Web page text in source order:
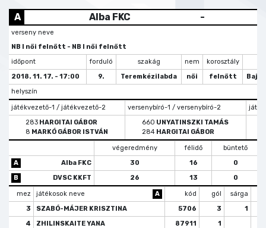
A Alba FKC -
verseny neve
NB I női felnőtt - NB I női felnőtt
időpont
forduló szakág nem korosztály
2018. 11. 17. - 17:00
9. Teremkézilabda női felnőtt
helyszín
játékvezető-1 / játékvezető-2 versenybíró-1 / versenybíró-2
283 HARGITAI GÁBOR
8 MARKÓ GÁBOR ISTVÁN
660 UNYATINSZKI TAMÁS
284 HARGITAI GÁBOR
végeredmény félidő
büntető
A
Alba FKC 30 16
0
B
DVSC KKFT 26 13 0
mez játékosok neve A kód gól sárga
3
SZABÓ-MÁJER KRISZTINA 5706 3
1
4
ZHILINSKAITE YANA 87911
1